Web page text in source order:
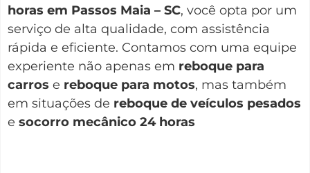
horas em Passos Maia – SC, você opta por um
serviço de alta qualidade, com assistência
rápida e eficiente. Contamos com uma equipe
experiente não apenas em reboque para
carros e reboque para motos, mas também
em situações de reboque de veículos pesados
e socorro mecânico 24 horas